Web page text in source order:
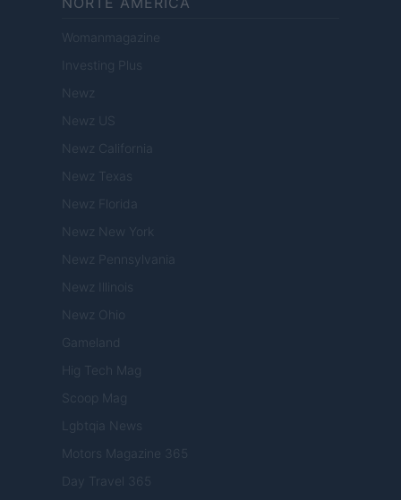
Womanmagazine
Investing Plus
Newz
Newz US
Newz California
Newz Texas
Newz Florida
Newz New York
Newz Pennsylvania
Newz Illinois
Newz Ohio
Gameland
Hig Tech Mag
Scoop Mag
Lgbtqia News
Motors Magazine 365
Day Travel 365